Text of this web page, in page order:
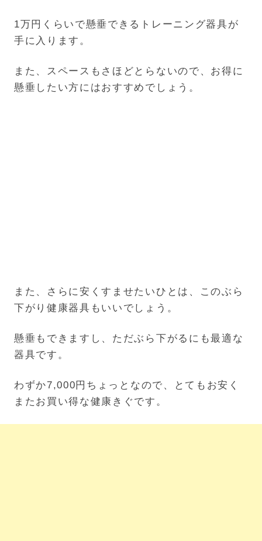
1万円くらいで懸垂できるトレーニング器具が
手に入ります。
また、スペースもさほどとらないので、お得に
懸垂したい方にはおすすめでしょう。
また、さらに安くすませたいひとは、このぶら
下がり健康器具もいいでしょう。
懸垂もできますし、ただぶら下がるにも最適な
器具です。
わずか7,000円ちょっとなので、とてもお安く
またお買い得な健康きぐです。